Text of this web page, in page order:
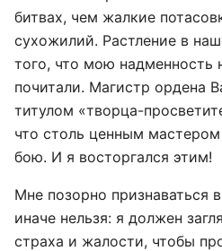
битвах, чем жалкие
сухожилий. Растление в
того, что мою надменность
почитали. Магистр ордена
титулом «творца-
что столь ценным мастером
бою. И я восторгался этим!
Мне позорно признаваться
иначе нельзя: я должен
страха и жалости, чтобы